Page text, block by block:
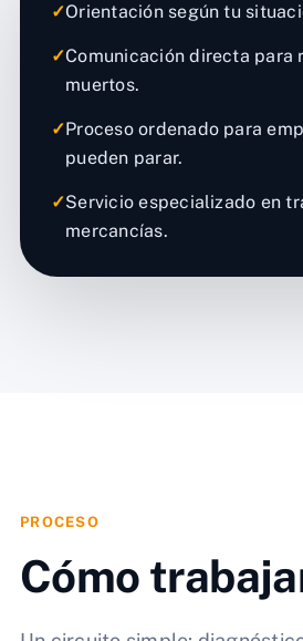
✓Orientación según tu
✓Comunicación directa para
muertos.
✓Proceso ordenado para
pueden parar.
✓Servicio especializado en
mercancías.
PROCESO
Cómo